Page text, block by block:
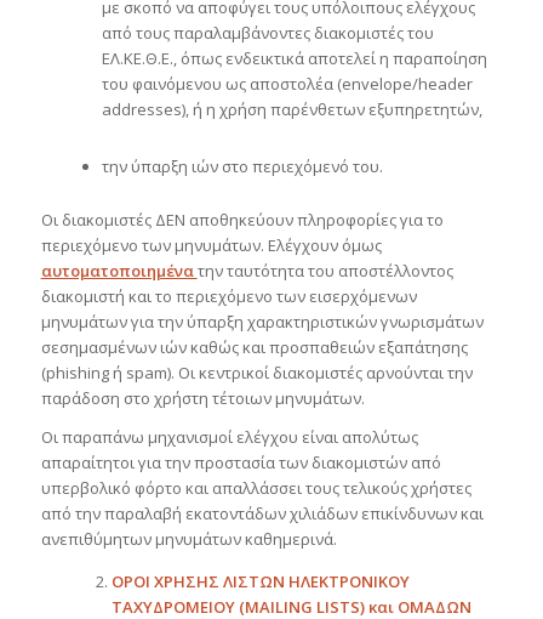
με σκοπό να αποφύγει τους υπόλοιπους ελέγχους
από τους παραλαμβάνοντες διακομιστές του
ΕΛ.ΚΕ.Θ.Ε., όπως ενδεικτικά αποτελεί η παραποίηση
του φαινόμενου ως αποστολέα (envelope/header
addresses), ή η χρήση παρένθετων εξυπηρετητών,
την ύπαρξη ιών στο περιεχόμενό του.
Οι διακομιστές ΔΕΝ αποθηκεύουν πληροφορίες για το
περιεχόμενο των μηνυμάτων. Ελέγχουν όμως
αυτοματοποιημένατην ταυτότητα του αποστέλλοντος
διακομιστή και το περιεχόμενο των εισερχόμενων
μηνυμάτων για την ύπαρξη χαρακτηριστικών γνωρισμάτων
σεσημασμένων ιών καθώς και προσπαθειών εξαπάτησης
(phishing ή spam). Οι κεντρικοί διακομιστές αρνούνται την
παράδοση στο χρήστη τέτοιων μηνυμάτων.
Οι παραπάνω μηχανισμοί ελέγχου είναι απολύτως
απαραίτητοι για την προστασία των διακομιστών από
υπερβολικό φόρτο και απαλλάσσει τους τελικούς χρήστες
από την παραλαβή εκατοντάδων χιλιάδων επικίνδυνων και
ανεπιθύμητων μηνυμάτων καθημερινά.
ΟΡΟΙ ΧΡΗΣΗΣ ΛΙΣΤΩΝ ΗΛΕΚΤΡΟΝΙΚΟΥ
ΤΑΧΥΔΡΟΜΕΙΟΥ (MAILING LISTS) και ΟΜΑΔΩΝ